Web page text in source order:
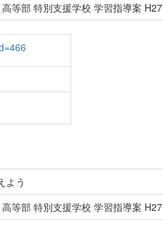
等部 特別支援学校 学習指導案 H27
よう
等部 特別支援学校 学習指導案 H27